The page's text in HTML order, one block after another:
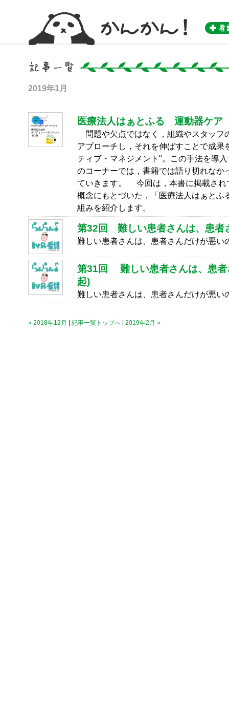
2019年1月
医療法人はぁとふる 運動器ケ
問題や欠点ではなく，組織やスタッフ
アプローチし，それを伸ばすことで成
ティブ・マネジメント "。この手法を導
のコーナーでは，書籍では語り切れなか
ていきます。 今回は，本書に掲載され
概念にもとづいた，「医療法人はぁと
組みを紹介します。
第32回 難しい患者さんは、患者
難しい患者さんは、患者さんだけが悪い
第31回 難しい患者さんは、患
起)
難しい患者さんは、患者さんだけが悪い
« 2018年12月 記事一覧トップへ 2019年2月 »